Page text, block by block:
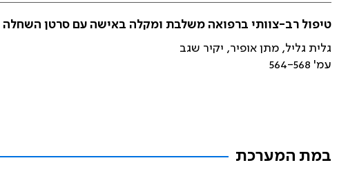
טיפול רב-צוותי ברפואה משלבת ומקלה באישה עם סרטן השחלה
גלית גליל, מתן אופיר, יקיר שגב
עמ' 564-568
במת המערכת